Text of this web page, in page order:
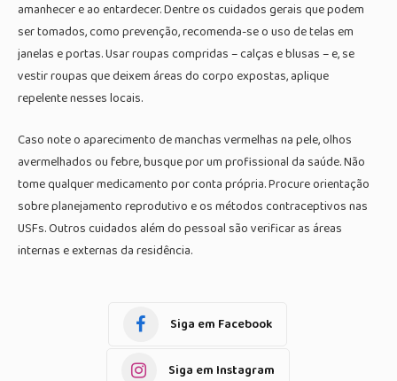
amanhecer e ao entardecer. Dentre os cuidados gerais que podem
ser tomados, como prevenção, recomenda-se o uso de telas em
janelas e portas. Usar roupas compridas – calças e blusas – e, se
vestir roupas que deixem áreas do corpo expostas, aplique
repelente nesses locais.
Caso note o aparecimento de manchas vermelhas na pele, olhos
avermelhados ou febre, busque por um profissional da saúde. Não
tome qualquer medicamento por conta própria. Procure orientação
sobre planejamento reprodutivo e os métodos contraceptivos nas
USFs. Outros cuidados além do pessoal são verificar as áreas
internas e externas da residência.
Siga em Facebook
Siga em Instagram